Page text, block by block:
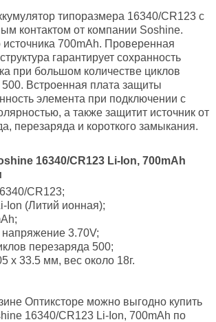
типоразмера 16340/CR123 с
контактом от компании Soshine.
источника 700mAh. Проверенная
гарантирует сохранность
при большом количестве циклов
Встроенная плата защиты
элемента при подключении с
а также защитит источник от
перезаряда и короткого замыкания.
16340/CR123 Li- Ion, 700mAh
CR123;
Ion (Литий ионная);
3.70V;
перезаряда 500;
х 33.5 мм, вес около 18г.
Оптиксторе можно выгодно купить
16340/CR123 Li-Ion, 700mAh по